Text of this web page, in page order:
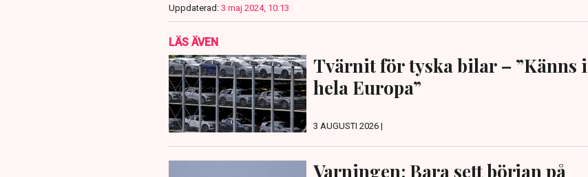
Uppdaterad: 3 maj 2024, 10:13
LÄS ÄVEN
Tvärnit för tyska bilar – ”Känns i
hela Europa”
3 AUGUSTI 2026 |
Varningen: Bara sett början på